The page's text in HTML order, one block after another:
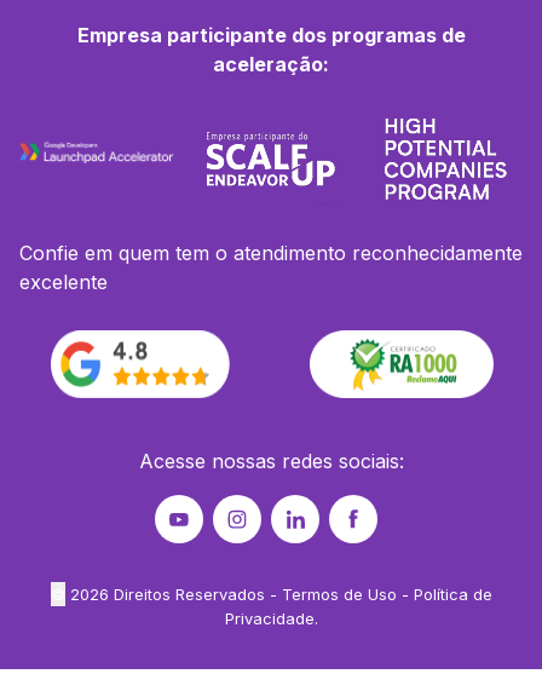
Empresa participante dos programas de
aceleração:
Confie em quem tem o atendimento reconhecidamente
excelente
Acesse nossas redes sociais:
2026 Direitos Reservados - Termos de Uso - Política de
Privacidade.